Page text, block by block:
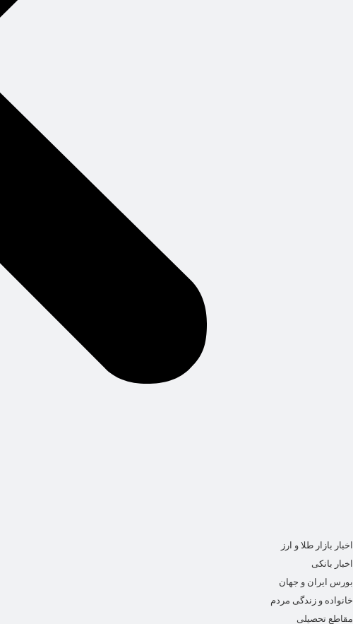
اخبار بازار طلا و ارز
اخبار بانکی
بورس ایران و جهان
خانواده و زندگی مردم
مقاطع تحصیلی